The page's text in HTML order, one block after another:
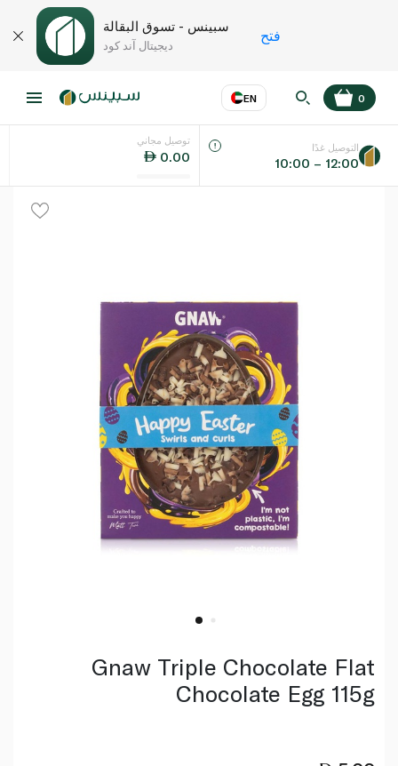
سبينس - تسوق البقالة
ديجيتال آند كود
فتح
EN
اللغة عر
0
توصيل مجاني
0.00
التوصيل غدًا
10:00 – 12:00
Gnaw Triple Chocolate Flat
Chocolate Egg 115g